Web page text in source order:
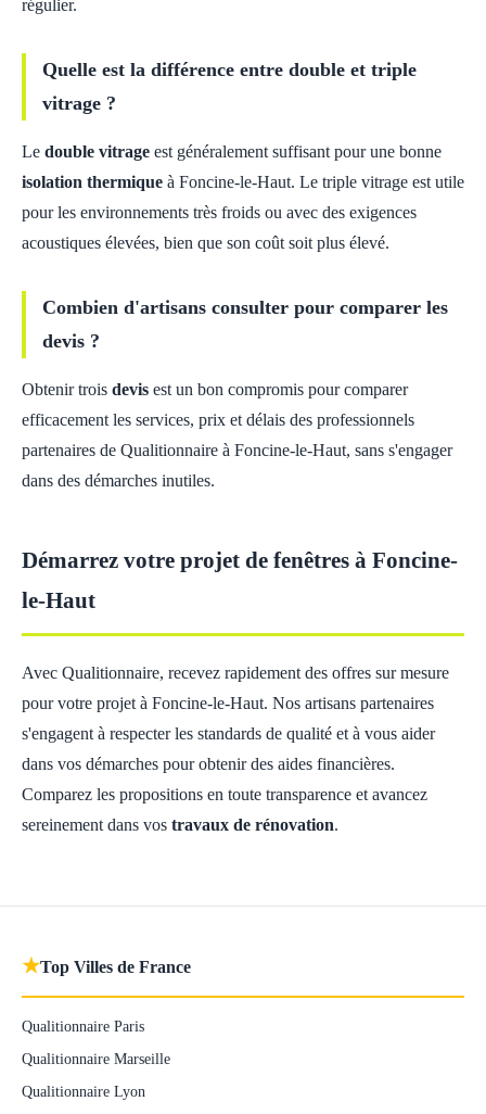
régulier.
Quelle est la différence entre double et triple
vitrage ?
Le double vitrage est généralement suffisant pour une bonne
isolation thermique à Foncine-le-Haut. Le triple vitrage est utile
pour les environnements très froids ou avec des exigences
acoustiques élevées, bien que son coût soit plus élevé.
Combien d'artisans consulter pour comparer les
devis ?
Obtenir trois devis est un bon compromis pour comparer
efficacement les services, prix et délais des professionnels
partenaires de Qualitionnaire à Foncine-le-Haut, sans s'engager
dans des démarches inutiles.
Démarrez votre projet de fenêtres à Foncine-
le-Haut
Avec Qualitionnaire, recevez rapidement des offres sur mesure
pour votre projet à Foncine-le-Haut. Nos artisans partenaires
s'engagent à respecter les standards de qualité et à vous aider
dans vos démarches pour obtenir des aides financières.
Comparez les propositions en toute transparence et avancez
sereinement dans vos travaux de rénovation.
★Top Villes de France
Qualitionnaire Paris
Qualitionnaire Marseille
Qualitionnaire Lyon